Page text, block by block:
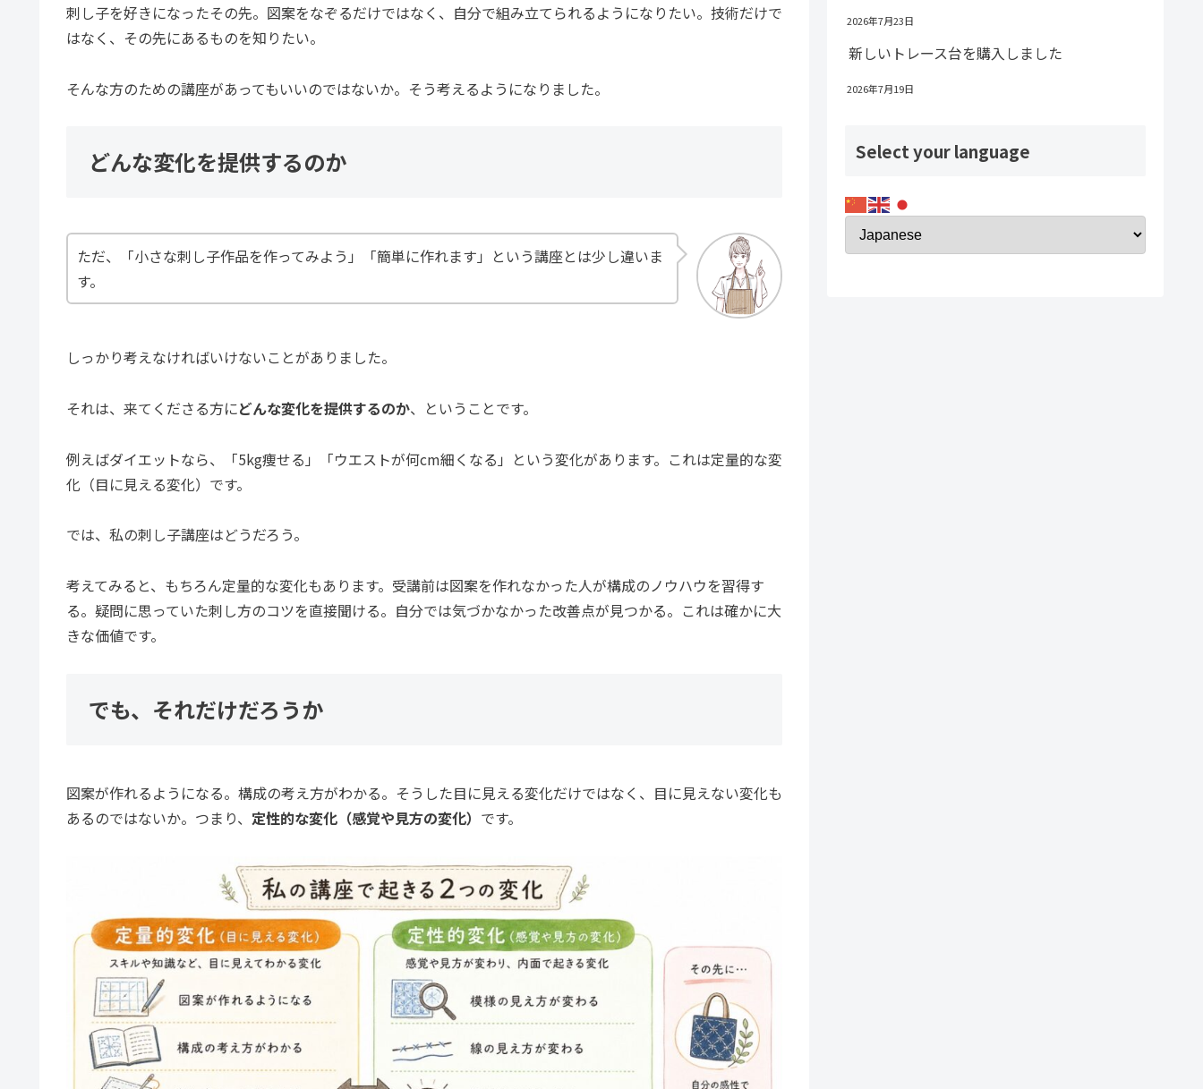
刺し子を好きになったその先。図案をなぞるだけではなく、自分で組み立てられるようになりたい。技術だけで
はなく、その先にあるものを知りたい。
そんな方のための講座があってもいいのではないか。そう考えるようになりました。
どんな変化を提供するのか
ただ、「小さな刺し子作品を作ってみよう」「簡単に作れます」という講座とは少し違いま
す。
しっかり考えなければいけないことがありました。
それは、来てくださる方にどんな変化を提供するのか、ということです。
例えばダイエットなら、「5kg痩せる」「ウエストが何cm細くなる」という変化があります。これは定量的な変
化（目に見える変化）です。
では、私の刺し子講座はどうだろう。
考えてみると、もちろん定量的な変化もあります。受講前は図案を作れなかった人が構成のノウハウを習得す
る。疑問に思っていた刺し方のコツを直接聞ける。自分では気づかなかった改善点が見つかる。これは確かに大
きな価値です。
でも、それだけだろうか
図案が作れるようになる。構成の考え方がわかる。そうした目に見える変化だけではなく、目に見えない変化も
あるのではないか。つまり、 定性的な変化（感覚や見方の変化） です。
2026年7月23日
新しいトレース台を購入しました
2026年7月19日
Select your language